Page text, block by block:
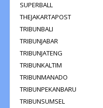
SUPERBALL
THEJAKARTAPOST
TRIBUNBALI
TRIBUNJABAR
TRIBUNJATENG
TRIBUNKALTIM
TRIBUNMANADO
TRIBUNPEKANBARU
TRIBUNSUMSEL